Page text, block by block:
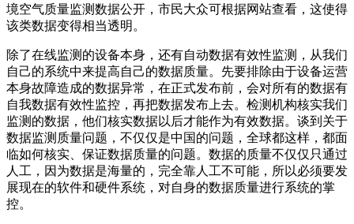
境空气质量监测数据公开，市民大众可根据网站查看，这使得
该类数据变得相当透明。
除了在线监测的设备本身，还有自动数据有效性监测，从我们
自己的系统中来提高自己的数据质量。先要排除由于设备运营
本身故障造成的数据异常，在正式发布前，会对所有的数据有
自我数据有效性监控，再把数据发布上去。检测机构核实我们
监测的数据，他们核实数据以后才能作为有效数据。谈到关于
数据监测质量问题，不仅仅是中国的问题，全球都这样，都面
临如何核实、保证数据质量的问题。数据的质量不仅仅只通过
人工，因为数据是海量的，完全靠人工不可能，所以必须要发
展现在的软件和硬件系统，对自身的数据质量进行系统的掌
控。